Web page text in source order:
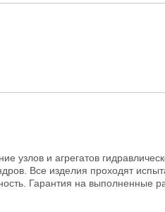
узлов и агрегатов
Все изделия проходят
Гарантия на выполненные